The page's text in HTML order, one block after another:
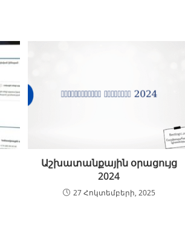
Աշխատանքային օրացույց
2024
27 Հոկտեմբերի, 2025